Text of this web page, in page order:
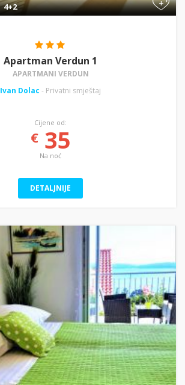
+
4+2
Apartman Verdun 1
APARTMANI VERDUN
Ivan Dolac - Privatni smještaj
Cijene od:
€35
Na noć
DETALJNIJE